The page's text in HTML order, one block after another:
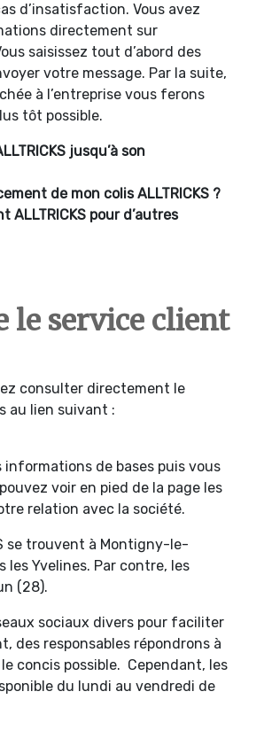
d’insatisfaction. Vous avez
directement sur
saisissez tout d’abord des
votre message. Par la suite,
à l’entreprise vous ferons
tôt possible.
jusqu’à son
de mon colis ALLTRICKS ?
pour d’autres
le service client
consulter directement le
au lien suivant :
informations de bases puis vous
voir en pied de la page les
relation avec la société.
se trouvent à Montigny-le-
les Yvelines. Par contre, les
(28).
sociaux divers pour faciliter
des responsables répondrons à
concis possible. Cependant, les
du lundi au vendredi de